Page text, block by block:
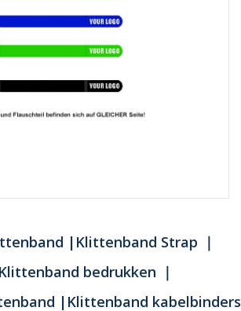
|Klittenband Strap ｜
bedrukken ｜
|Klittenband kabelbinders